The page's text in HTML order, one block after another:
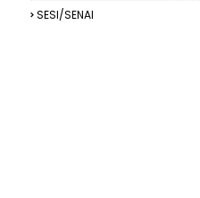
SESI/SENAI